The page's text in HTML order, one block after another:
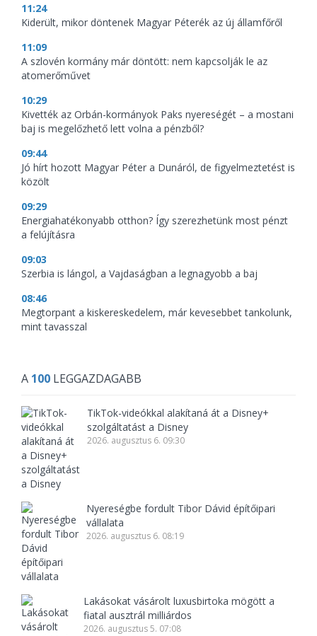
11:24
Kiderült, mikor döntenek Magyar Péterék az új államfőről
11:09
A szlovén kormány már döntött: nem kapcsolják le az
atomerőművet
10:29
Kivették az Orbán-kormányok Paks nyereségét – a mostani
baj is megelőzhető lett volna a pénzből?
09:44
Jó hírt hozott Magyar Péter a Dunáról, de figyelmeztetést is
közölt
09:29
Energiahatékonyabb otthon? Így szerezhetünk most pénzt
a felújításra
09:03
Szerbia is lángol, a Vajdaságban a legnagyobb a baj
08:46
Megtorpant a kiskereskedelem, már kevesebbet tankolunk,
mint tavasszal
A 100 LEGGAZDAGABB
TikTok-videókkal alakítaná át a Disney+
szolgáltatást a Disney
2026. augusztus 6. 09:30
Nyereségbe fordult Tibor Dávid építőipari
vállalata
2026. augusztus 6. 08:19
Lakásokat vásárolt luxusbirtoka mögött a
fiatal ausztrál milliárdos
2026. augusztus 5. 07:08